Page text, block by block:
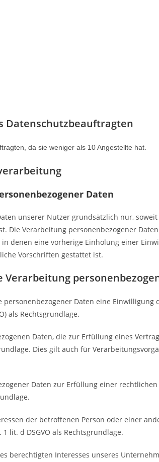
Datenschutzbeauftragten
da sie weniger als 10 Angestellte hat.
Daten
unserer Nutzer grundsätzlich nur,
Die Verarbeitung personenbezogener
in denen eine vorherige Einholung einer
Vorschriften gestattet ist.
Verarbeitung
Daten eine
als Rechtsgrundlage.
Daten, die zur Erfüllung eines
Dies gilt auch für
Daten zur Erfüllung einer
der betroffenen Person oder einer
lit. d DSGVO als Rechtsgrundlage.
berechtigten Interesses unseres